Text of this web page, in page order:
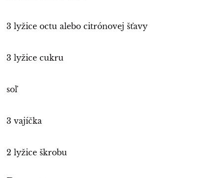
3 lyžice octu alebo citrónovej šťavy
3 lyžice cukru
soľ
3 vajíčka
2 lyžice škrobu